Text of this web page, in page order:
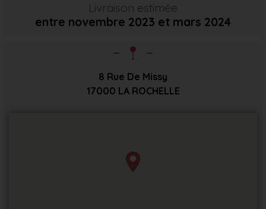
Livraison estimée
entre novembre 2023 et mars 2024
8 Rue De Missy
17000 LA ROCHELLE